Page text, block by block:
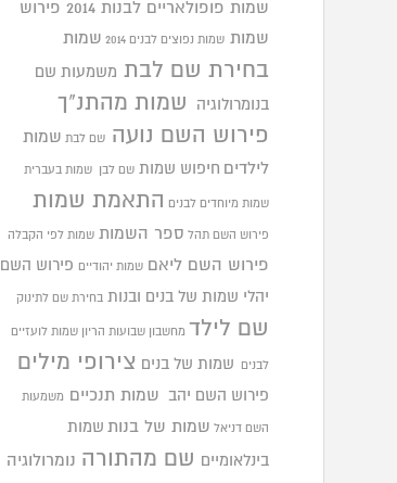
שמות פופולאריים לבנות 2014 פירוש
שמות שמות נפוצים לבנים 2014 שמות
בחירת שם לבת משמעות שם
בנומרולוגיה
שמות מהתנ"ך
פירוש השם נועה
שם לבת שמות
לילדים חיפוש שמות שם לבן שמות בעברית
שמות מיוחדים לבנים התאמת שמות
פירוש השם תהל ספר השמות שמות לפי הקבלה
פירוש השם ליאם שמות יהודיים פירוש השם
יהלי שמות של בנים ובנות בחירת שם לתינוק
שם לילד מחשבון שבועות הריון שמות לועזיים
לבנים שמות של בנים צירופי מילים
פירוש השם יהב שמות תנכיים משמעות
השם דניאל שמות של בנות שמות
בינלאומיים שם מהתורה נומרולוגיה